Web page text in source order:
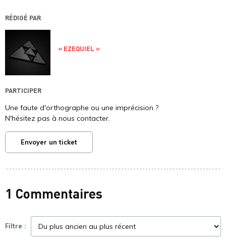
RÉDIGÉ PAR
« EZEQUIEL »
PARTICIPER
Une faute d'orthographe ou une imprécision ?
N'hésitez pas à nous contacter.
Envoyer un ticket
1 Commentaires
Filtre :